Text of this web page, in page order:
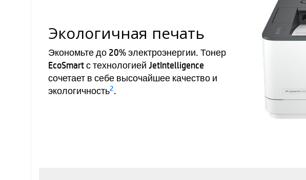
Экологичная печать
Экономьте до 20% электроэнергии. Тонер
EcoSmart с технологией JetIntelligence
сочетает в себе высочайшее качество и
экологичность2.